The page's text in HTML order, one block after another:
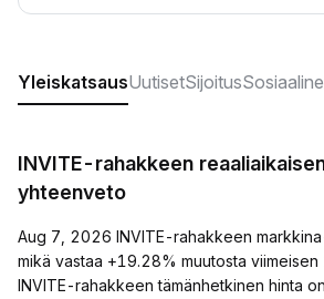
YleiskatsausUutisetSijoitus
INVITE-rahakkeen
yhteenveto
Aug 7, 2026 INVITE-rahakkeen
mikä vastaa +19.28% muutosta viimeisen
INVITE-rahakkeen tämänhetkinen hinta